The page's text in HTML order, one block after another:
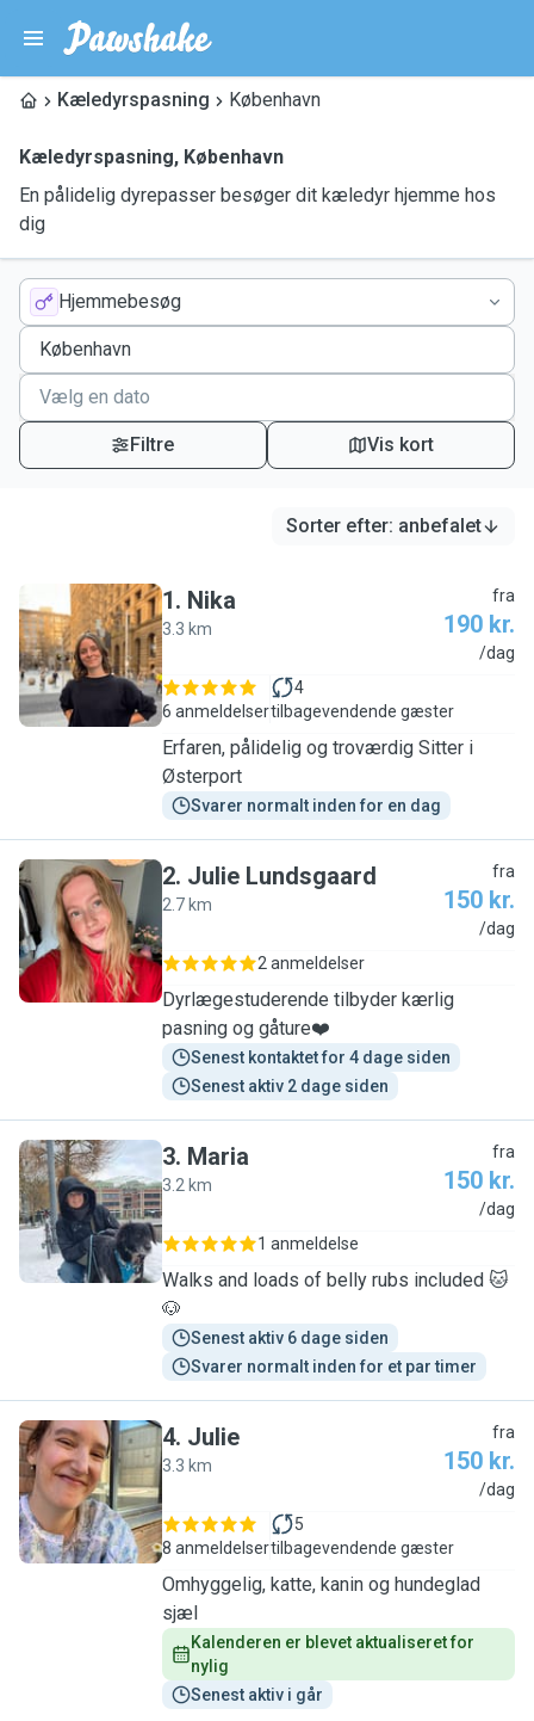
Kæledyrspasning København
Kæledyrspasning, København
En pålidelig dyrepasser besøger dit kæledyr hjemme hos
dig
Hjemmebesøg
Filtre Vis kort
Sorter efter: anbefalet
N
1. Nika
3.3 km
fra
190 kr.
/dag
6 anmeldelser
4
tilbagevendende gæster
Erfaren, pålidelig og troværdig Sitter i
Østerport
Svarer normalt inden for en dag
J
2. Julie Lundsgaard
2.7 km
fra
150 kr.
/dag
2 anmeldelser
Dyrlægestuderende tilbyder kærlig
pasning og gåture❤️
Senest kontaktet for 4 dage siden
Senest aktiv 2 dage siden
M
3. Maria
3.2 km
fra
150 kr.
/dag
1 anmeldelse
Walks and loads of belly rubs included 🐱
🐶
Senest aktiv 6 dage siden
Svarer normalt inden for et par timer
J
4. Julie
3.3 km
fra
150 kr.
/dag
8 anmeldelser
5
tilbagevendende gæster
Omhyggelig, katte, kanin og hundeglad
sjæl
Kalenderen er blevet aktualiseret for
nylig
Senest aktiv i går